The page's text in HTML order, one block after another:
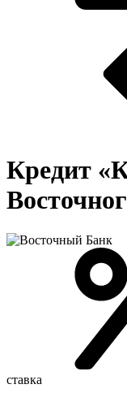
Кредит
ставка